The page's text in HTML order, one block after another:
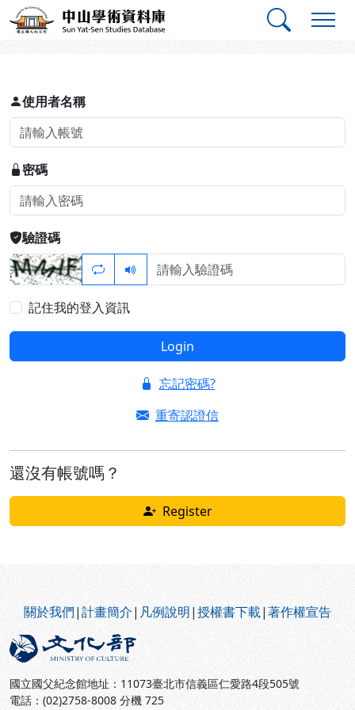
跳到主要內容
中山學術資料庫
登入
使用者名稱
密碼
驗證碼
記住我的登入資訊
Login
忘記密碼?
重寄認證信
還沒有帳號嗎？
Register
關於我們|計畫簡介| 凡例說明|授權書下載|著作權宣告
國立國父紀念館地址：11073臺北市信義區仁愛路4段505號
電話：(02)2758-8008 分機 725